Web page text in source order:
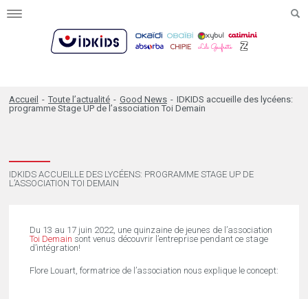
Toggle
Accueil - Toute l’actualité - Good News - IDKIDS accueille des lycéens:
programme Stage UP de l’association Toi Demain
IDKIDS ACCUEILLE DES LYCÉENS: PROGRAMME STAGE UP DE
L’ASSOCIATION TOI DEMAIN
Du 13 au 17 juin 2022, une quinzaine de jeunes de l’association
Toi Demain sont venus découvrir l’entreprise pendant ce stage
d’intégration!
Flore Louart, formatrice de l’association nous explique le concept: